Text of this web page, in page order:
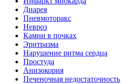
Диарея
Пневмоторакс
Невроз
Камни в почках
Эритразма
Нарушение ритма сердца
Простуда
Анизокория
Печеночная недостаточность